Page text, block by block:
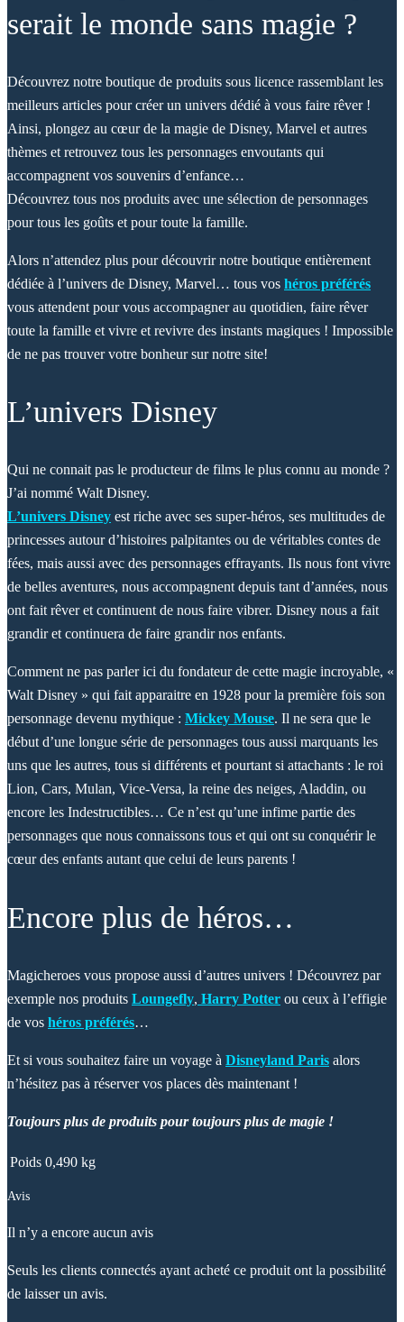
serait le monde sans magie ?
Découvrez notre boutique de produits sous licence rassemblant les
meilleurs articles pour créer un univers dédié à vous faire rêver !
Ainsi, plongez au cœur de la magie de Disney, Marvel et autres
thèmes et retrouvez tous les personnages envoutants qui
accompagnent vos souvenirs d’enfance…
Découvrez tous nos produits avec une sélection de personnages
pour tous les goûts et pour toute la famille.
Alors n’attendez plus pour découvrir notre boutique entièrement
dédiée à l’univers de Disney, Marvel… tous vos héros préférés
vous attendent pour vous accompagner au quotidien, faire rêver
toute la famille et vivre et revivre des instants magiques ! Impossible
de ne pas trouver votre bonheur sur notre site!
L’univers Disney
Qui ne connait pas le producteur de films le plus connu au monde ?
J’ai nommé Walt Disney.
L’univers Disney est riche avec ses super-héros, ses multitudes de
princesses autour d’histoires palpitantes ou de véritables contes de
fées, mais aussi avec des personnages effrayants. Ils nous font vivre
de belles aventures, nous accompagnent depuis tant d’années, nous
ont fait rêver et continuent de nous faire vibrer. Disney nous a fait
grandir et continuera de faire grandir nos enfants.
Comment ne pas parler ici du fondateur de cette magie incroyable, «
Walt Disney » qui fait apparaitre en 1928 pour la première fois son
personnage devenu mythique : Mickey Mouse. Il ne sera que le
début d’une longue série de personnages tous aussi marquants les
uns que les autres, tous si différents et pourtant si attachants : le roi
Lion, Cars, Mulan, Vice-Versa, la reine des neiges, Aladdin, ou
encore les Indestructibles… Ce n’est qu’une infime partie des
personnages que nous connaissons tous et qui ont su conquérir le
cœur des enfants autant que celui de leurs parents !
Encore plus de héros…
Magicheroes vous propose aussi d’autres univers ! Découvrez par
exemple nos produits Loungefly, Harry Potter ou ceux à l’effigie
de vos héros préférés…
Et si vous souhaitez faire un voyage à Disneyland Paris alors
n’hésitez pas à réserver vos places dès maintenant !
Toujours plus de produits pour toujours plus de magie !
Poids 0,490 kg
Avis
Il n’y a encore aucun avis
Seuls les clients connectés ayant acheté ce produit ont la possibilité
de laisser un avis.